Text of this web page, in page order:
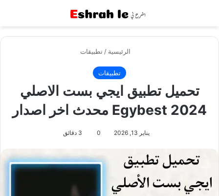
الرئيسية / تطبيقات
تطبيقات
تحميل تطبيق ايجي بست الاصلي
2024 Egybest محدث اخر اصدار
يناير 13, 2026 0